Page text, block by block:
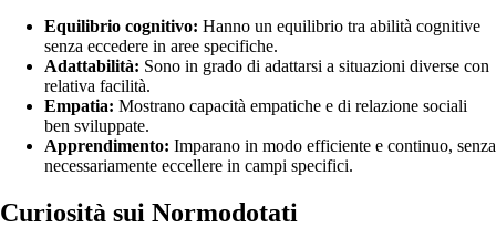
Equilibrio cognitivo: Hanno un equilibrio tra abilità cognitive
senza eccedere in aree specifiche.
Adattabilità: Sono in grado di adattarsi a situazioni diverse con
relativa facilità.
Empatia: Mostrano capacità empatiche e di relazione sociali
ben sviluppate.
Apprendimento: Imparano in modo efficiente e continuo, senza
necessariamente eccellere in campi specifici.
Curiosità sui Normodotati